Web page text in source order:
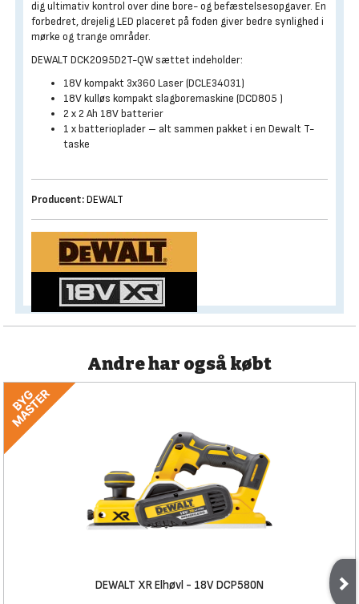
dig ultimativ kontrol over dine bore- og befæstelsesopgaver. En
forbedret, drejelig LED placeret på foden giver bedre synlighed i
mørke og trange områder.
DEWALT DCK2095D2T-QW sættet indeholder:
18V kompakt 3x360 Laser (DCLE34031)
18V kulløs kompakt slagboremaskine (DCD805 )
2 x 2 Ah 18V batterier
1 x batterioplader – alt sammen pakket i en Dewalt T-
taske
Producent:DEWALT
Andre har også købt
DEWALT XR Elhøvl - 18V DCP580N